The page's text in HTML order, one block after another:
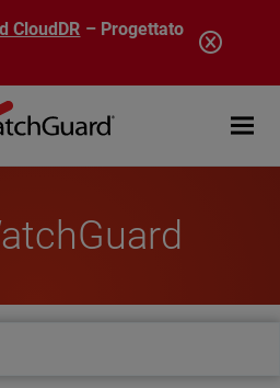
CloudDR – Progettato
Open